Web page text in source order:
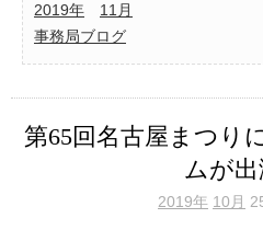
2019年
11月
事務局ブログ
第65回名古屋まつり
ムが出
2019年 10月